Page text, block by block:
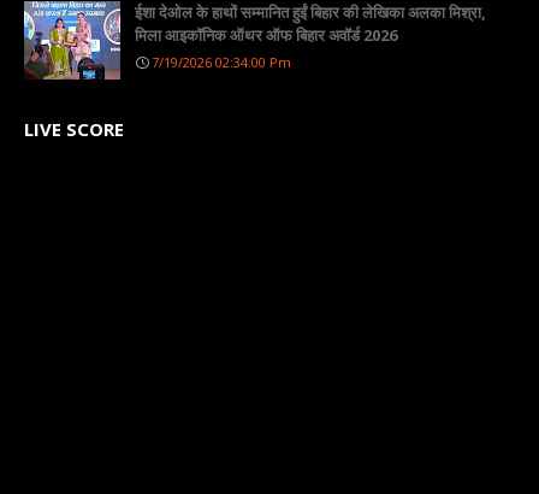
ईशा देओल के हाथों सम्मानित हुईं बिहार की लेखिका अलका मिश्रा,
मिला आइकॉनिक ऑथर ऑफ बिहार अवॉर्ड 2026
7/19/2026 02:34:00 Pm
LIVE SCORE